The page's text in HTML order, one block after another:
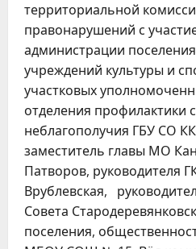
территориальной
правонарушений с
администрации
учреждений культуры и
участковых
отделения профилактики
неблагополучия ГБУ СО
заместитель главы МО
Патворов, руководителя
Врублевская,
Совета
поселения,